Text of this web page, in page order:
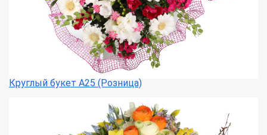
Круглый букет А25 (Розница)